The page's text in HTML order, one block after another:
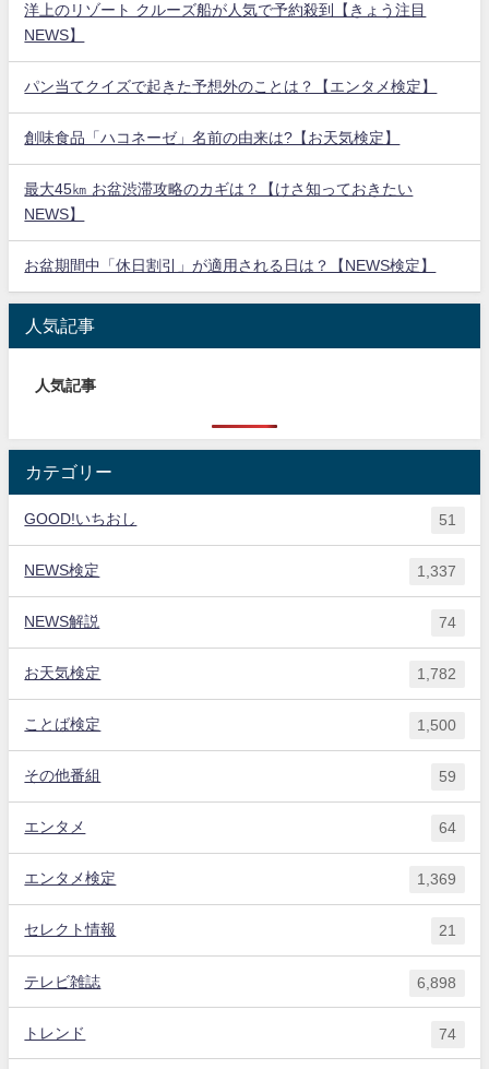
洋上のリゾート クルーズ船が人気で予約殺到【きょう注目
NEWS】
パン当てクイズで起きた予想外のことは？【エンタメ検定】
創味食品「ハコネーゼ」名前の由来は?【お天気検定】
最大45㎞ お盆渋滞攻略のカギは？【けさ知っておきたい
NEWS】
お盆期間中「休日割引」が適用される日は？【NEWS検定】
人気記事
人気記事
カテゴリー
GOOD!いちおし 51
NEWS検定 1,337
NEWS解説 74
お天気検定 1,782
ことば検定 1,500
その他番組 59
エンタメ 64
エンタメ検定 1,369
セレクト情報 21
テレビ雑誌 6,898
トレンド 74